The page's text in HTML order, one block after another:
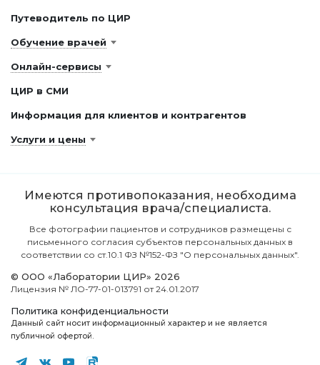
Путеводитель по ЦИР
Обучение врачей
Онлайн-сервисы
ЦИР в СМИ
Информация для клиентов и контрагентов
Услуги и цены
Имеются противопоказания, необходима
консультация врача/специалиста.
Все фотографии пациентов и сотрудников размещены с
письменного согласия субъектов персональных данных в
соответствии со ст.10.1 ФЗ №152-ФЗ "О персональных данных".
© ООО «Лаборатории ЦИР» 2026
Лицензия № ЛО-77-01-013791 от 24.01.2017
Политика конфиденциальности
Данный сайт носит информационный характер и не является
публичной офертой.